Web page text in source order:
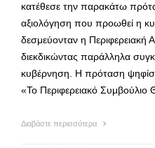
κατέθεσε την παρακάτω
αξιολόγηση που προωθεί η
δεσμεύονταν η Περιφερειακή
διεκδικώντας παράλληλα
κυβέρνηση. Η πρόταση
«Το Περιφερειακό
Διαβάστε περισσότερα